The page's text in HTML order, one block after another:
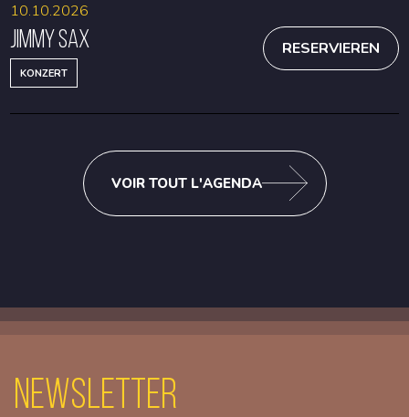
Jimmy Sax
KONZERT
10.10.2026
RESERVIEREN
VOIR TOUT L'AGENDA
Newsletter